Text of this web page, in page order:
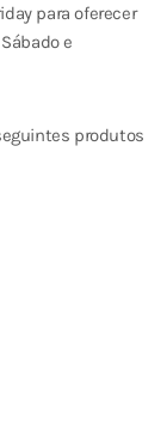
para oferecer
e
produtos